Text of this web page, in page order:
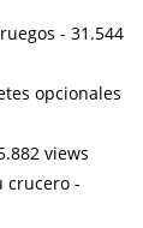
- 31.544
opcionales
views
crucero -